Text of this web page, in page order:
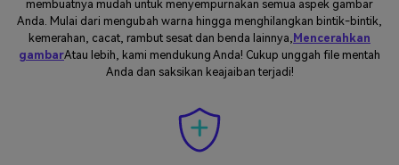
membuatnya mudah untuk menyempurnakan semua aspek gambar
Anda. Mulai dari mengubah warna hingga menghilangkan bintik-bintik,
kemerahan, cacat, rambut sesat dan benda lainnya, Mencerahkan
gambarAtau lebih, kami mendukung Anda! Cukup unggah file mentah
Anda dan saksikan keajaiban terjadi!